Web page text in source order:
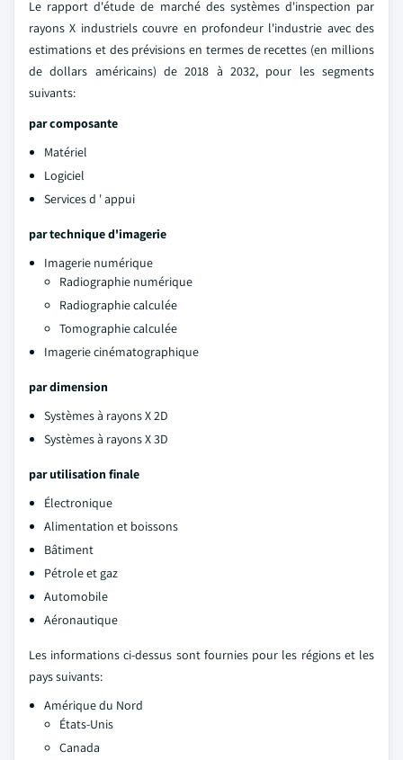
Le rapport d'étude de marché des systèmes d'inspection par
rayons X industriels couvre en profondeur l'industrie avec des
estimations et des prévisions en termes de recettes (en millions
de dollars américains) de 2018 à 2032, pour les segments
suivants:
par composante
Matériel
Logiciel
Services d ' appui
par technique d'imagerie
Imagerie numérique
Radiographie numérique
Radiographie calculée
Tomographie calculée
Imagerie cinématographique
par dimension
Systèmes à rayons X 2D
Systèmes à rayons X 3D
par utilisation finale
Électronique
Alimentation et boissons
Bâtiment
Pétrole et gaz
Automobile
Aéronautique
Les informations ci-dessus sont fournies pour les régions et les
pays suivants:
Amérique du Nord
États-Unis
Canada